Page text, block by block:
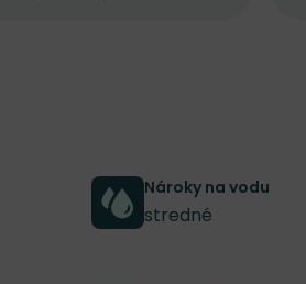
Nároky na vodu
stredné